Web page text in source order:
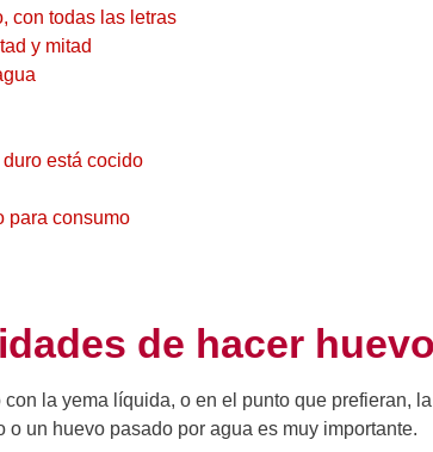
con todas las letras
y mitad
está cocido
para consumo
de hacer
la yema líquida, o en el punto que prefieran,
un huevo pasado por agua es muy importante.